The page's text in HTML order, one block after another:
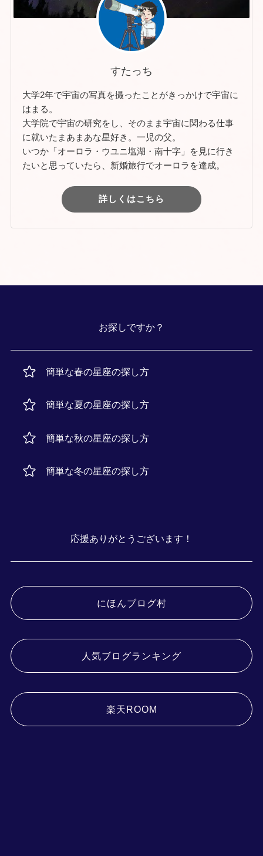
すたっち
大学2年で宇宙の写真を撮ったことがきっかけで宇宙に
はまる。
大学院で宇宙の研究をし、そのまま宇宙に関わる仕事
に就いたまあまあな星好き。一児の父。
いつか「オーロラ・ウユニ塩湖・南十字」を見に行き
たいと思っていたら、新婚旅行でオーロラを達成。
詳しくはこちら
お探しですか？
簡単な春の星座の探し方
簡単な夏の星座の探し方
簡単な秋の星座の探し方
簡単な冬の星座の探し方
応援ありがとうございます！
にほんブログ村
人気ブログランキング
楽天ROOM